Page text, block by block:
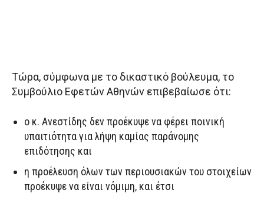
Τώρα, σύμφωνα με το δικαστικό βούλευμα, το
Συμβούλιο Εφετών Αθηνών επιβεβαίωσε ότι:
ο κ. Ανεστίδης δεν προέκυψε να φέρει ποινική
υπαιτιότητα για λήψη καμίας παράνομης
επιδότησης και
η προέλευση όλων των περιουσιακών του στοιχείων
προέκυψε να είναι νόμιμη, και έτσι